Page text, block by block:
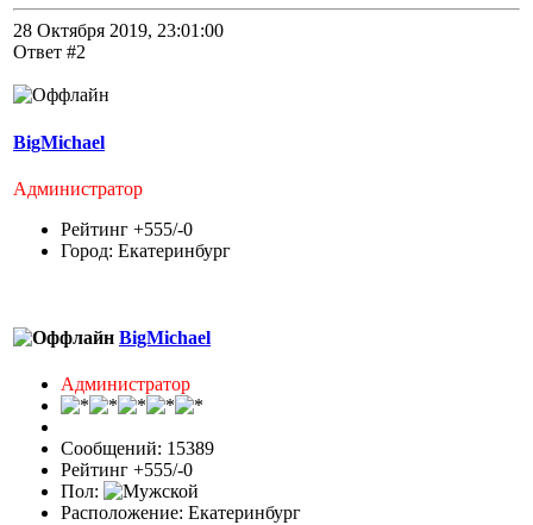
28 Октября 2019, 23:01:00
Ответ #2
BigMichael
Администратор
Рейтинг +555/-0
Город: Екатеринбург
BigMichael
Администратор
Сообщений: 15389
Рейтинг +555/-0
Пол:
Расположение: Екатеринбург